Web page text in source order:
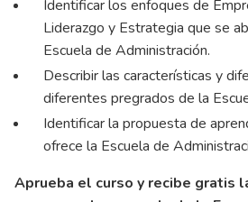
Identificar los enfoques de
Liderazgo y Estrategia que se
Escuela de Administración.
Describir las características y
diferentes pregrados de la
Identificar la propuesta de
ofrece la Escuela de
Aprueba el curso y recibe gratis